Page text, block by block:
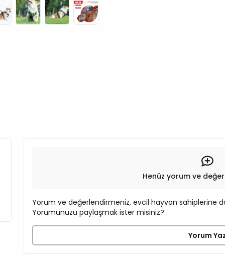
Henüz yorum ve
Yorum ve değerlendirmeniz, evcil hayvan sahiplerine
Yorumunuzu paylaşmak ister misiniz?
Yorum